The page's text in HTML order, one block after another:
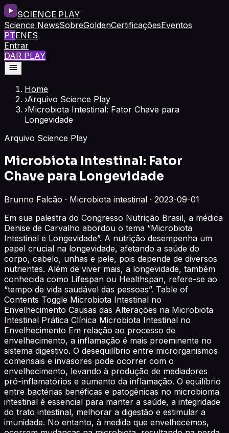
SCIENCE PLAY
Science NewsSobreGoldenCertificaçõesEventos
PTENES
Entrar
DAR PLAY
Home
›Arquivo Science Play
›Microbiota Intestinal: Fator Chave para
Longevidade
Arquivo Science Play
Microbiota Intestinal: Fator
Chave para Longevidade
Brunno Falcão · Microbiota intestinal · 2023-09-01
Em sua palestra do Congresso Nutrição Brasil, a médica
Denise de Carvalho abordou o tema “Microbiota
Intestinal e Longevidade”. A nutrição desempenha um
papel crucial na longevidade, afetando a saúde do
corpo, cabelo, unhas e pele, pois depende de diversos
nutrientes. Além de viver mais, a longevidade, também
conhecida como Lifespan ou Healthspan, refere-se ao
“tempo de vida saudável das pessoas”. Table of
Contents Toggle Microbiota Intestinal no
Envelhecimento Causas das Alterações na Microbiota
Intestinal Prática Clínica Microbiota Intestinal no
Envelhecimento Em relação ao processo de
envelhecimento, a inflamação é mais proeminente no
sistema digestivo. O desequilíbrio entre microrganismos
comensais e invasores pode ocorrer com o
envelhecimento, levando à produção de mediadores
pró-inflamatórios e aumento da inflamação. O equilíbrio
entre bactérias benéficas e patogênicas no microbioma
intestinal é essencial para manter a saúde, a integridade
do trato intestinal, melhorar a digestão e estimular a
imunidade. No entanto, à medida que envelhecemos,